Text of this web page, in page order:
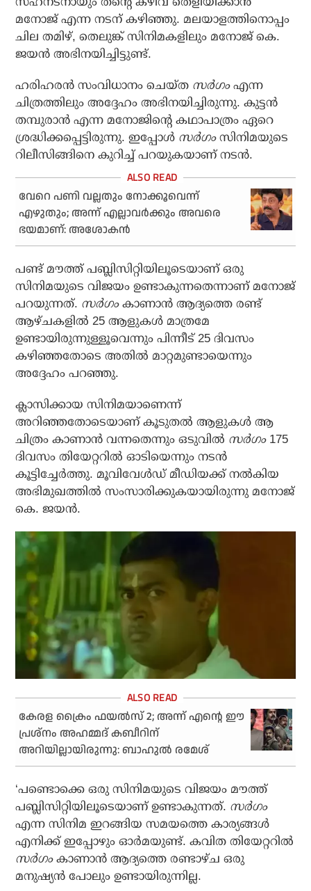
മനോജ് എന്ന നടന് കഴിഞ്ഞു. മലയാളത്തിനൊപ്പം
ചില തമിഴ്, തെലുങ്ക് സിനിമകളിലും മനോജ് കെ.
ജയന്‍ അഭിനയിച്ചിട്ടുണ്ട്.
ഹരിഹരന്‍ സംവിധാനം ചെയ്ത സര്‍ഗംഎന്ന
ചിത്രത്തിലും അദ്ദേഹം അഭിനയിച്ചിരുന്നു. കുട്ടന്‍
തമ്പുരാന്‍ എന്ന മനോജിന്റെ കഥാപാത്രം ഏറെ
ശ്രദ്ധിക്കപ്പെട്ടിരുന്നു. ഇപ്പോള്‍ സര്‍ഗംസിനിമയുടെ
റിലീസിങ്ങിനെ കുറിച്ച് പറയുകയാണ് നടന്‍.
വേറെ പണി വല്ലതും നോക്കൂവെന്ന്
എഴുതും; അന്ന് എല്ലാവര്‍ക്കും അവരെ
ഭയമാണ്: അശോകന്‍
പണ്ട് മൗത്ത് പബ്ലിസിറ്റിയിലൂടെയാണ് ഒരു
സിനിമയുടെ വിജയം ഉണ്ടാകുന്നതെന്നാണ് മനോജ്
പറയുന്നത്. സര്‍ഗംകാണാന്‍ ആദ്യത്തെ രണ്ട്
ആഴ്ചകളില്‍ 25 ആളുകള്‍ മാത്രമേ
ഉണ്ടായിരുന്നുള്ളൂവെന്നും പിന്നീട് 25 ദിവസം
കഴിഞ്ഞതോടെ അതില്‍ മാറ്റമുണ്ടായെന്നും
അദ്ദേഹം പറഞ്ഞു.
ക്ലാസിക്കായ സിനിമയാണെന്ന്
അറിഞ്ഞതോടെയാണ് കൂടുതല്‍ ആളുകള്‍ ആ
ചിത്രം കാണാന്‍ വന്നതെന്നും ഒടുവില്‍ സര്‍ഗം175
ദിവസം തിയേറ്ററില്‍ ഓടിയെന്നും നടന്‍
കൂട്ടിച്ചേര്‍ത്തു. മൂവിവേള്‍ഡ് മീഡിയക്ക് നല്‍കിയ
അഭിമുഖത്തില്‍ സംസാരിക്കുകയായിരുന്നു മനോജ്
കെ. ജയന്‍.
കേരള ക്രൈം ഫയല്‍സ് 2; അന്ന് എന്റെ ഈ
പ്രശ്‌നം അഹമ്മദ് കബീറിന്
അറിയില്ലായിരുന്നു: ബാഹുല്‍ രമേശ്
‘പണ്ടൊക്കെ ഒരു സിനിമയുടെ വിജയം മൗത്ത്
പബ്ലിസിറ്റിയിലൂടെയാണ് ഉണ്ടാകുന്നത്. സര്‍ഗം
എന്ന സിനിമ ഇറങ്ങിയ സമയത്തെ കാര്യങ്ങള്‍
എനിക്ക് ഇപ്പോഴും ഓര്‍മയുണ്ട്. കവിത തിയേറ്ററില്‍
സര്‍ഗംകാണാന്‍ ആദ്യത്തെ രണ്ടാഴ്ച ഒരു
മനുഷ്യന്‍ പോലും ഉണ്ടായിരുന്നില്ല.